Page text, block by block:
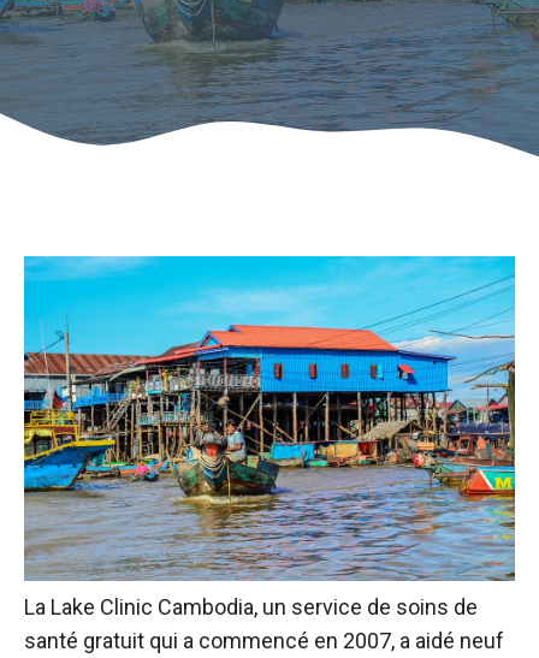
La Lake Clinic Cambodia, un service de soins de
santé gratuit qui a commencé en 2007, a aidé neuf